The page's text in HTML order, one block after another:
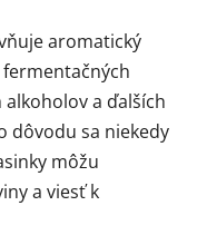
aromatický
a ďalších
dôvodu sa niekedy
môžu
a viesť k